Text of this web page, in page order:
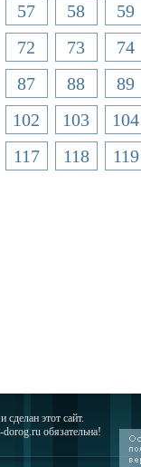
57 58
59
72 73
74
87 88
89
102 103
104
117 118
119
сделан этот сайт.
обязательна!